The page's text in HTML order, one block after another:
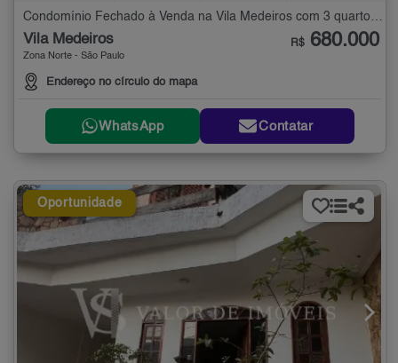
Condomínio Fechado à Venda na Vila Medeiros com 3 quartos - 2025 m²
Vila Medeiros
Zona Norte - São Paulo
Endereço no círculo do mapa
R$ 680.000
WhatsApp Contatar
Oportunidade